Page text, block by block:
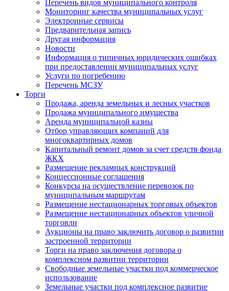
Перечень видов муниципального контроля
Мониторинг качества муниципальных услуг
Электронные сервисы
Предварительная запись
Другая информация
Новости
Информация о типичных юридических ошибках
при предоставлении муниципальных услуг
Услуги по погребению
Перечень МСЗУ
Торги
Продажа, аренда земельных и лесных участков
Продажа муниципального имущества
Аренда муниципальной казны
Отбор управляющих компаний для
многоквартирных домов
Капитальный ремонт домов за счет средств фонда
ЖКХ
Размещение рекламных конструкций
Концессионные соглашения
Конкурсы на осуществление перевозок по
муниципальным маршрутам
Размещение нестационарных торговых объектов
Размещение нестационарных объектов уличной
торговли
Аукционы на право заключить договор о развитии
застроенной территории
Торги на право заключения договора о
комплексном развитии территории
Свободные земельные участки под коммерческое
использование
Земельные участки под комплексное развитие